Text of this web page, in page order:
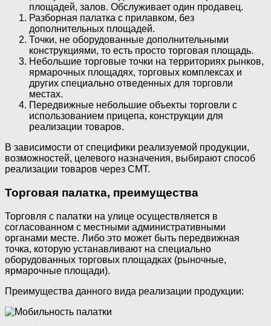
площадей, залов. Обслуживает один продавец.
Разборная палатка с прилавком, без
дополнительных площадей.
Точки, не оборудованные дополнительными
конструкциями, то есть просто торговая площадь.
Небольшие торговые точки на территориях рынков,
ярмарочных площадях, торговых комплексах и
других специально отведенных для торговли
местах.
Передвижные небольшие объекты торговли с
использованием прицепа, конструкции для
реализации товаров.
В зависимости от специфики реализуемой продукции,
возможностей, целевого назначения, выбирают способ
реализации товаров через СМТ.
Торговая палатка, преимущества
Торговля с палатки на улице осуществляется в
согласованном с местными административными
органами месте. Либо это может быть передвижная
точка, которую устанавливают на специально
оборудованных торговых площадках (рыночные,
ярмарочные площади).
Преимущества данного вида реализации продукции: